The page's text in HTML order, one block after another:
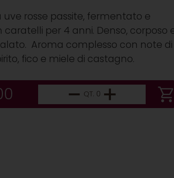
uve rosse passite, fermentato e
per 4 anni. Denso, corposo
Aroma complesso con note
fico e miele di castagno.
QT. 0